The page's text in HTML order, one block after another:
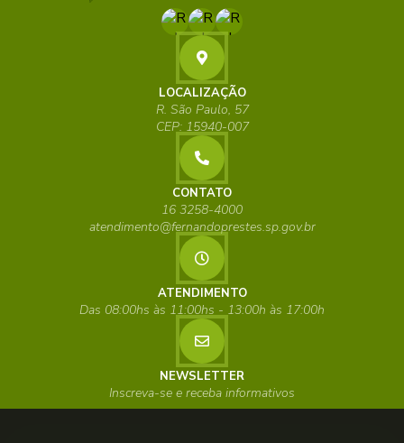
LOCALIZAÇÃO
R. São Paulo, 57
CEP: 15940-007
CONTATO
16 3258-4000
atendimento@fernandoprestes.sp.gov.br
ATENDIMENTO
Das 08:00hs às 11:00hs - 13:00h às 17:00h
NEWSLETTER
Inscreva-se e receba informativos